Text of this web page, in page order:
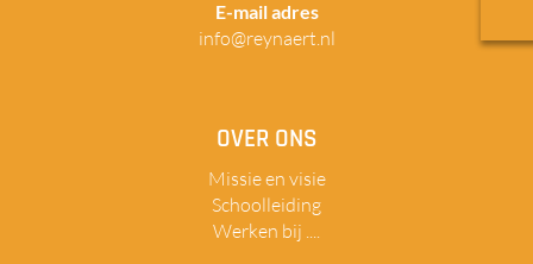
E-mail adres
info@reynaert.nl
OVER ONS
Missie en visie
Schoolleiding
Werken bij ....